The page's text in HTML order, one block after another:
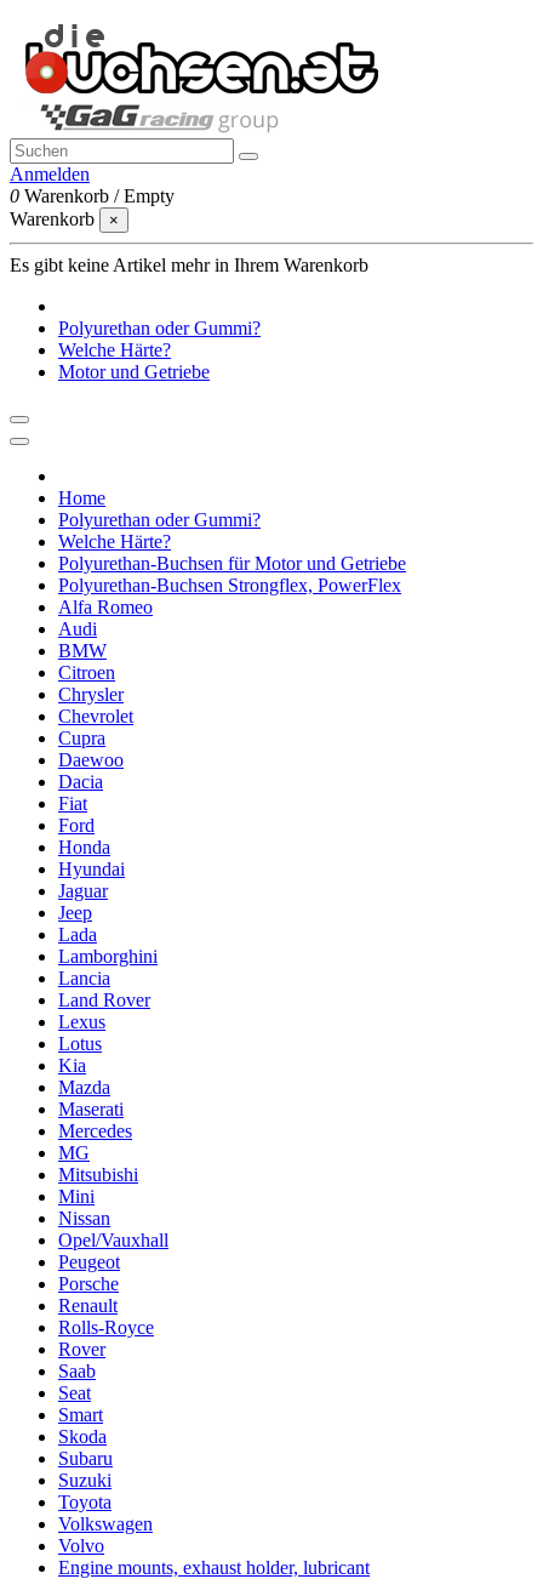
Anmelden
0 Warenkorb /Empty
Warenkorb
×
Es gibt keine Artikel mehr in Ihrem Warenkorb
Polyurethan oder Gummi?
Welche Härte?
Motor und Getriebe
Home
Polyurethan oder Gummi?
Welche Härte?
Polyurethan-Buchsen für Motor und Getriebe
Polyurethan-Buchsen Strongflex, PowerFlex
Alfa Romeo
Audi
BMW
Citroen
Chrysler
Chevrolet
Cupra
Daewoo
Dacia
Fiat
Ford
Honda
Hyundai
Jaguar
Jeep
Lada
Lamborghini
Lancia
Land Rover
Lexus
Lotus
Kia
Mazda
Maserati
Mercedes
MG
Mitsubishi
Mini
Nissan
Opel/Vauxhall
Peugeot
Porsche
Renault
Rolls-Royce
Rover
Saab
Seat
Smart
Skoda
Subaru
Suzuki
Toyota
Volkswagen
Volvo
Engine mounts, exhaust holder, lubricant